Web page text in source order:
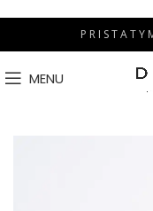
P R I S T A T Y
MENU